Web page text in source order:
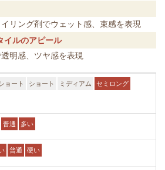
リング剤でウェット感、束感を表現
ルのアピール
明感、ツヤ感を表現
ョート ショート ミディアム
セミロング
普通 多い
普通 硬い